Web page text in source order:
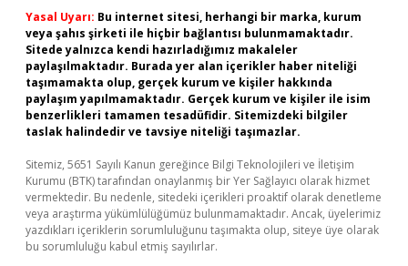
Yasal Uyarı: Bu internet sitesi, herhangi bir marka, kurum
veya şahıs şirketi ile hiçbir bağlantısı bulunmamaktadır.
Sitede yalnızca kendi hazırladığımız makaleler
paylaşılmaktadır. Burada yer alan içerikler haber niteliği
taşımamakta olup, gerçek kurum ve kişiler hakkında
paylaşım yapılmamaktadır. Gerçek kurum ve kişiler ile isim
benzerlikleri tamamen tesadüfidir. Sitemizdeki bilgiler
taslak halindedir ve tavsiye niteliği taşımazlar.
Sitemiz, 5651 Sayılı Kanun gereğince Bilgi Teknolojileri ve İletişim
Kurumu (BTK) tarafından onaylanmış bir Yer Sağlayıcı olarak hizmet
vermektedir. Bu nedenle, sitedeki içerikleri proaktif olarak denetleme
veya araştırma yükümlülüğümüz bulunmamaktadır. Ancak, üyelerimiz
yazdıkları içeriklerin sorumluluğunu taşımakta olup, siteye üye olarak
bu sorumluluğu kabul etmiş sayılırlar.